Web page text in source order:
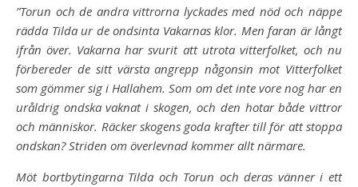
”Torun och de andra vittrorna lyckades med nöd och näppe
rädda Tilda ur de ondsinta Vakarnas klor. Men faran är långt
ifrån över. Vakarna har svurit att utrota vitterfolket, och nu
förbereder de sitt värsta angrepp någonsin mot Vitterfolket
som gömmer sig i Hallahem. Som om det inte vore nog har en
uråldrig ondska vaknat i skogen, och den hotar både vittror
och människor. Räcker skogens goda krafter till för att stoppa
ondskan? Striden om överlevnad kommer allt närmare.
Möt bortbytingarna Tilda och Torun och deras vänner i ett